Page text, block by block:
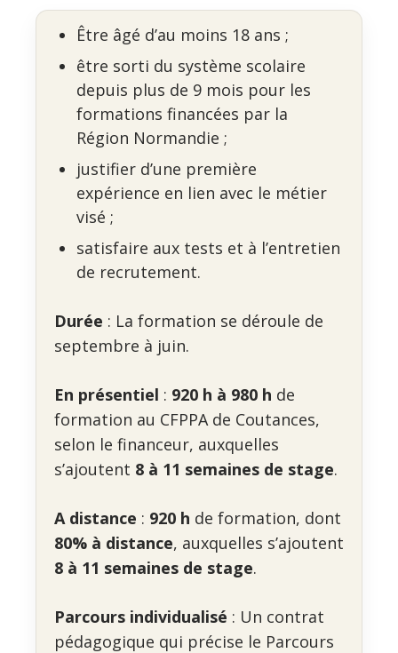
Être âgé d’au moins 18 ans ;
être sorti du système scolaire
depuis plus de 9 mois pour les
formations financées par la
Région Normandie ;
justifier d’une première
expérience en lien avec le métier
visé ;
satisfaire aux tests et à l’entretien
de recrutement.
Durée : La formation se déroule de
septembre à juin.
En présentiel : 920 h à 980 h de
formation au CFPPA de Coutances,
selon le financeur, auxquelles
s’ajoutent 8 à 11 semaines de stage.
A distance : 920 h de formation, dont
80% à distance, auxquelles s’ajoutent
8 à 11 semaines de stage.
Parcours individualisé : Un contrat
pédagogique qui précise le Parcours